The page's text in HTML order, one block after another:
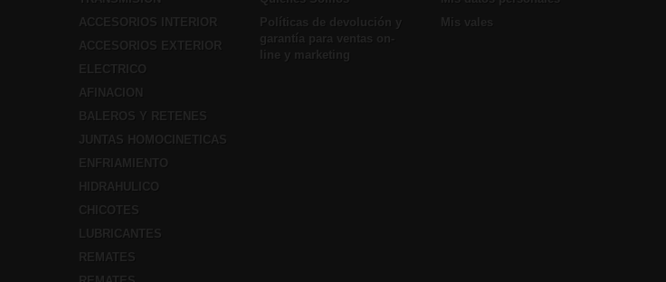
ACCESORIOS INTERIOR
ACCESORIOS EXTERIOR
ELECTRICO
AFINACION
BALEROS Y RETENES
JUNTAS HOMOCINETICAS
ENFRIAMIENTO
HIDRAHULICO
CHICOTES
LUBRICANTES
REMATES
Políticas de devolución y
garantía para ventas on-
line y marketing
Mis vales